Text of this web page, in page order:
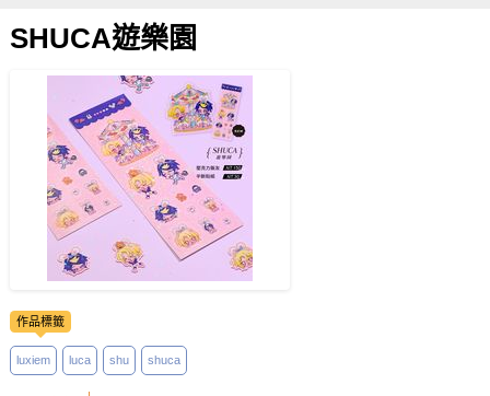
攤位轉讓區
會員中心
註冊會員
登入
SHUCA遊樂園
作品標籤
luxiem luca shu shuca